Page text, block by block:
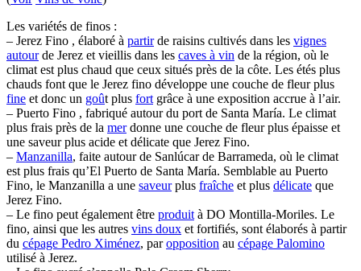
Les variétés de finos :
– Jerez Fino , élaboré à partirde raisins cultivés dans les vignes
autourde Jerez et vieillis dans les caves à vin de la région, où le
climat est plus chaud que ceux situés près de la côte. Les étés plus
chauds font que le Jerez fino développe une couche de fleur plus
fine et donc un goût plus fort grâce à une exposition accrue à l’air.
– Puerto Fino , fabriqué autour du port de Santa María. Le climat
plus frais près de la merdonne une couche de fleur plus épaisse et
une saveur plus acide et délicate que Jerez Fino.
– Manzanilla, faite autour de Sanlúcar de Barrameda, où le climat
est plus frais qu’El Puerto de Santa María. Semblable au Puerto
Fino, le Manzanilla a une saveurplus fraîche et plus délicate que
Jerez Fino.
– Le fino peut également être produit à DO Montilla-Moriles. Le
fino, ainsi que les autres vins doux et fortifiés, sont élaborés à partir
du cépage Pedro Ximénez, paropposition au cépage Palomino
utilisé à Jerez.